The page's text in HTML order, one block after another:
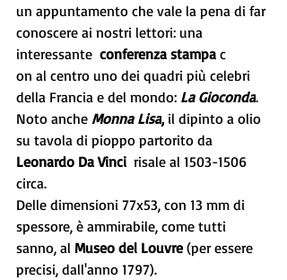
un appuntamento che vale la pena di far
conoscere ai nostri lettori: una
interessante conferenza stampa c
on al centro uno dei quadri più celebri
della Francia e del mondo: La Gioconda.
Noto anche Monna Lisa, il dipinto a olio
su tavola di pioppo partorito da
Leonardo Da Vinci
  risale al 1503-1506
circa.
Delle dimensioni 77x53, con 13 mm di
spessore, è ammirabile, come tutti
sanno, al Museo del Louvre (per essere
precisi, dall'anno 1797).